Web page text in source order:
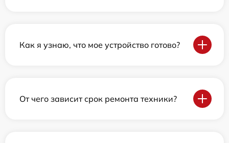
Как я узнаю, что мое устройство готово?
От чего зависит срок ремонта техники?